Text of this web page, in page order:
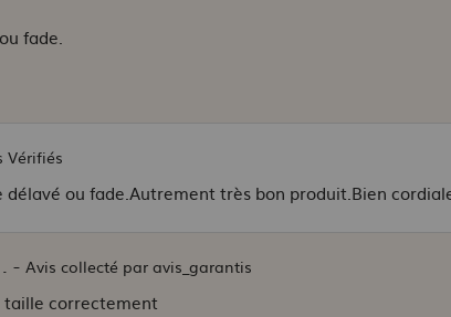
fade.
Vérifiés
ou fade.Autrement très bon produit.Bien
- Avis collecté par avis_garantis
correctement